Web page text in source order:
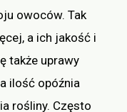
owoców. Tak
a ich jakość i
także uprawy
ilość opóźnia
rośliny. Często